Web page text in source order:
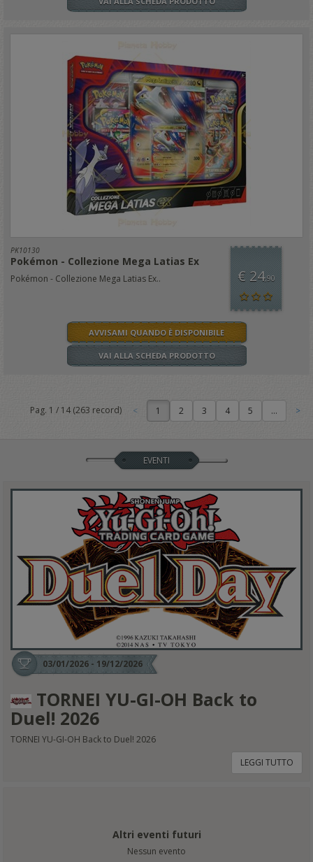
PK10130
Pokémon - Collezione Mega Latias Ex
Pokémon - Collezione Mega Latias Ex.. € 24,90
AVVISAMI QUANDO È DISPONIBILE
VAI ALLA SCHEDA PRODOTTO
Pag. 1 / 14 (263 record) 1
EVENTI
03/01/2026 - 19/12/2026
TORNEI YU-GI-OH Back to
Duel! 2026
TORNEI YU-GI-OH Back to Duel! 2026
LEGGI TUTTO
Altri eventi futuri
Nessun evento